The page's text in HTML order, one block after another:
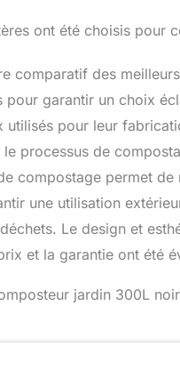
ont été choisis pour
comparatif des
pour garantir un choix
utilisés pour leur
processus de
compostage permet de
une utilisation
Le design et
et la garantie ont été
jardin 300L